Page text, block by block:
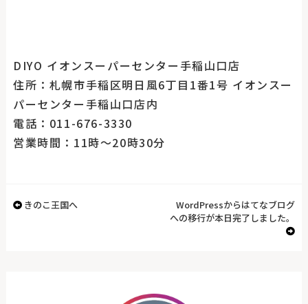
DIYO イオンスーパーセンター手稲山口店
住所：札幌市手稲区明日風6丁目1番1号 イオンスー
パーセンター手稲山口店内
電話：011-676-3330
営業時間：11時～20時30分
きのこ王国へ
WordPressからはてなブログ
への移行が本日完了しました。